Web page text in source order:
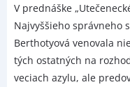
V prednáške
Najvyššieho správneho
Berthotyová venovala
tých ostatných na
veciach azylu, ale